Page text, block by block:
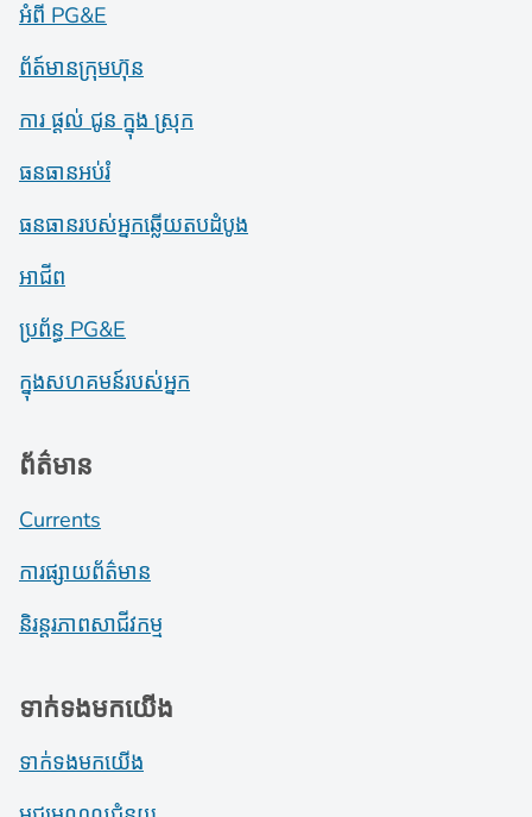
អំពី PG&E
ព័ត៍​មាន​ក្រុមហ៊ុន
ការ ផ្តល់ ជូន ក្នុង ស្រុក
ធនធានអប់រំ
ធនធានរបស់អ្នកឆ្លើយតបដំបូង
អាជីព
ប្រព័ន្ធ PG&E
ក្នុងសហគមន៍របស់អ្នក
ព័ត៌មាន
Currents
ការផ្សាយព័ត៌មាន
និរន្តរភាពសាជីវកម្ម
ទាក់ទងមកយើង
ទាក់ទងមកយើង